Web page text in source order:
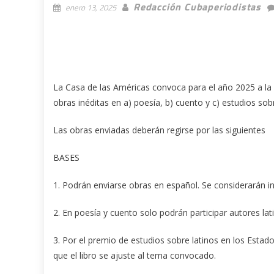
enero 13, 2025 Redacción Cubaperiodistas
La Casa de las Américas convoca para el año 2025 a
obras inéditas en a) poesía, b) cuento y c) estudios
Las obras enviadas deberán regirse por las siguientes
BASES
1. Podrán enviarse obras en español. Se
2. En poesía y cuento solo podrán participar autores
3. Por el premio de estudios sobre latinos en los
que el libro se ajuste al tema convocado.